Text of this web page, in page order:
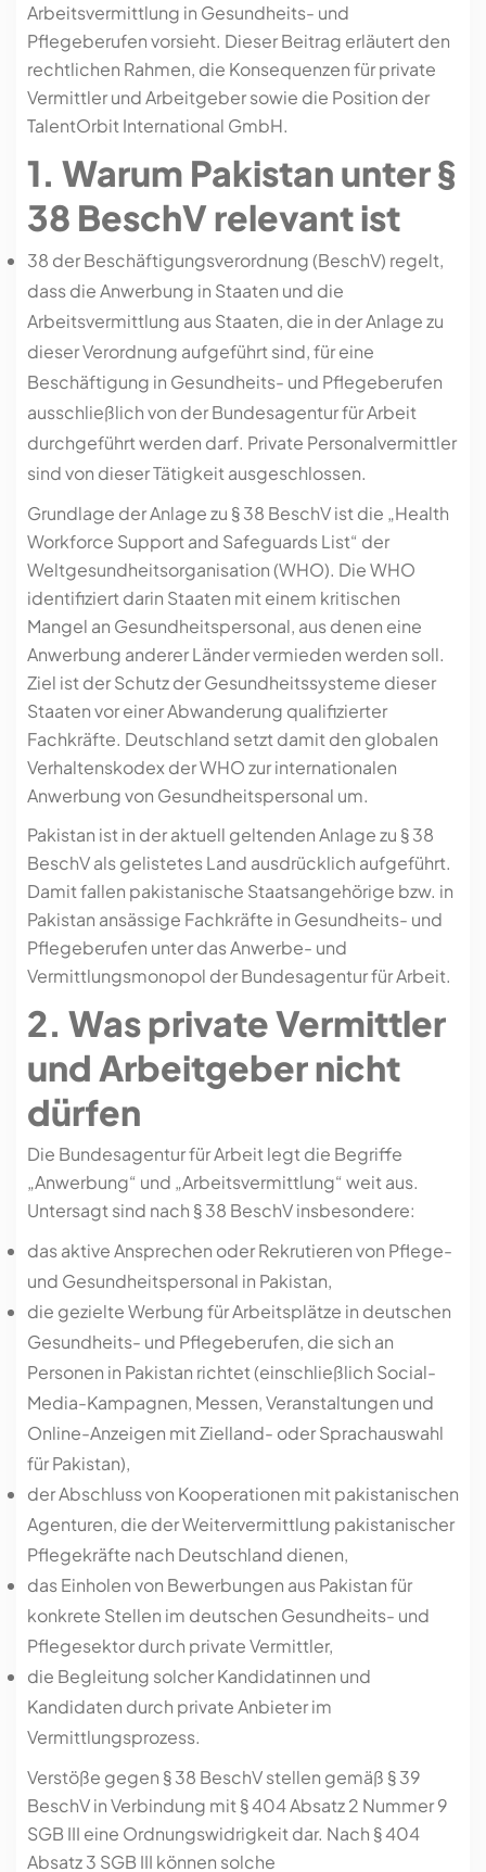
Arbeitsvermittlung in Gesundheits- und
Pflegeberufen vorsieht. Dieser Beitrag erläutert den
rechtlichen Rahmen, die Konsequenzen für private
Vermittler und Arbeitgeber sowie die Position der
TalentOrbit International GmbH.
1. Warum Pakistan unter §
38 BeschV relevant ist
38 der Beschäftigungsverordnung (BeschV) regelt,
dass die Anwerbung in Staaten und die
Arbeitsvermittlung aus Staaten, die in der Anlage zu
dieser Verordnung aufgeführt sind, für eine
Beschäftigung in Gesundheits- und Pflegeberufen
ausschließlich von der Bundesagentur für Arbeit
durchgeführt werden darf. Private Personalvermittler
sind von dieser Tätigkeit ausgeschlossen.
Grundlage der Anlage zu § 38 BeschV ist die „Health
Workforce Support and Safeguards List“ der
Weltgesundheitsorganisation (WHO). Die WHO
identifiziert darin Staaten mit einem kritischen
Mangel an Gesundheitspersonal, aus denen eine
Anwerbung anderer Länder vermieden werden soll.
Ziel ist der Schutz der Gesundheitssysteme dieser
Staaten vor einer Abwanderung qualifizierter
Fachkräfte. Deutschland setzt damit den globalen
Verhaltenskodex der WHO zur internationalen
Anwerbung von Gesundheitspersonal um.
Pakistan ist in der aktuell geltenden Anlage zu § 38
BeschV als gelistetes Land ausdrücklich aufgeführt.
Damit fallen pakistanische Staatsangehörige bzw. in
Pakistan ansässige Fachkräfte in Gesundheits- und
Pflegeberufen unter das Anwerbe- und
Vermittlungsmonopol der Bundesagentur für Arbeit.
2. Was private Vermittler
und Arbeitgeber nicht
dürfen
Die Bundesagentur für Arbeit legt die Begriffe
„Anwerbung“ und „Arbeitsvermittlung“ weit aus.
Untersagt sind nach § 38 BeschV insbesondere:
das aktive Ansprechen oder Rekrutieren von Pflege-
und Gesundheitspersonal in Pakistan,
die gezielte Werbung für Arbeitsplätze in deutschen
Gesundheits- und Pflegeberufen, die sich an
Personen in Pakistan richtet (einschließlich Social-
Media-Kampagnen, Messen, Veranstaltungen und
Online-Anzeigen mit Zielland- oder Sprachauswahl
für Pakistan),
der Abschluss von Kooperationen mit pakistanischen
Agenturen, die der Weitervermittlung pakistanischer
Pflegekräfte nach Deutschland dienen,
das Einholen von Bewerbungen aus Pakistan für
konkrete Stellen im deutschen Gesundheits- und
Pflegesektor durch private Vermittler,
die Begleitung solcher Kandidatinnen und
Kandidaten durch private Anbieter im
Vermittlungsprozess.
Verstöße gegen § 38 BeschV stellen gemäß § 39
BeschV in Verbindung mit § 404 Absatz 2 Nummer 9
SGB III eine Ordnungswidrigkeit dar. Nach § 404
Absatz 3 SGB III können solche